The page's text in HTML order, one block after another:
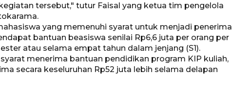
tersebut," tutur Faisal yang ketua tim pengelola
yang memenuhi syarat untuk menjadi penerima
bantuan beasiswa senilai Rp6,6 juta per orang per
atau selama empat tahun dalam jenjang (S1).
menerima bantuan pendidikan program KIP kuliah,
secara keseluruhan Rp52 juta lebih selama delapan